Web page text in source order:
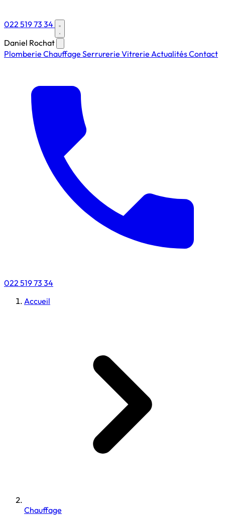
022 519 73 34
Daniel Rochat
Plomberie Chauffage Serrurerie Vitrerie ActualitésContact
022 519 73 34
Accueil
Chauffage